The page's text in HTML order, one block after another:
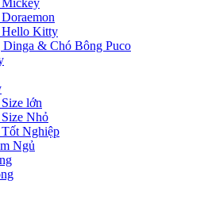
Hello Kitty
& Chó Bông Puco
lớn
Nhỏ
Nghiệp
Ngủ